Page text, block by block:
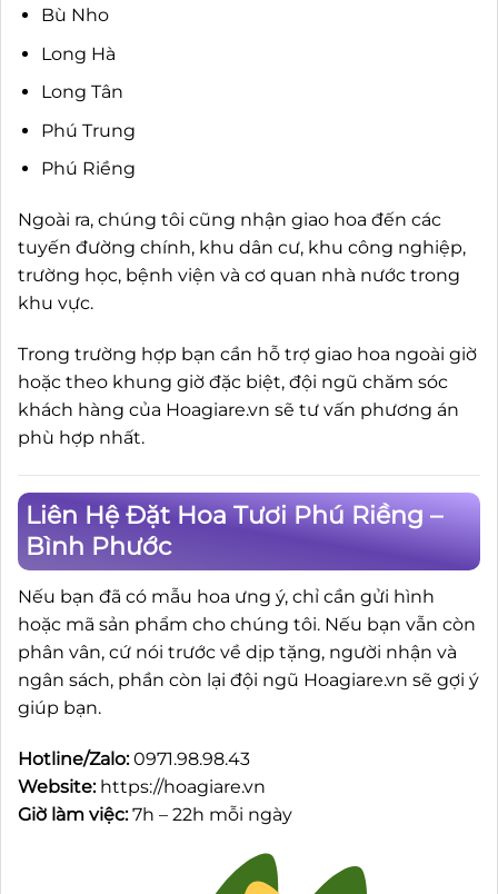
Bù Nho
Long Hà
Long Tân
Phú Trung
Phú Riềng
Ngoài ra, chúng tôi cũng nhận giao hoa đến các
tuyến đường chính, khu dân cư, khu công nghiệp,
trường học, bệnh viện và cơ quan nhà nước trong
khu vực.
Trong trường hợp bạn cần hỗ trợ giao hoa ngoài giờ
hoặc theo khung giờ đặc biệt, đội ngũ chăm sóc
khách hàng của Hoagiare.vn sẽ tư vấn phương án
phù hợp nhất.
Liên Hệ Đặt Hoa Tươi Phú Riềng –
Bình Phước
Nếu bạn đã có mẫu hoa ưng ý, chỉ cần gửi hình
hoặc mã sản phẩm cho chúng tôi. Nếu bạn vẫn còn
phân vân, cứ nói trước về dịp tặng, người nhận và
ngân sách, phần còn lại đội ngũ Hoagiare.vn sẽ gợi ý
giúp bạn.
Hotline/Zalo:0971.98.98.43
Website: https://hoagiare.vn
Giờ làm việc:7h – 22h mỗi ngày